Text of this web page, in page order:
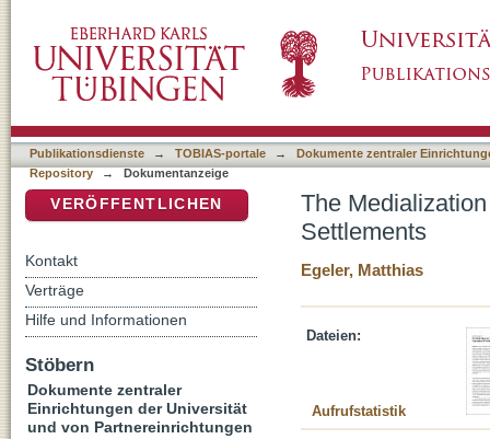
Publikationsdienste → TOBIAS-portale →
Dokumente zentraler
Repository
→ Dokumentanzeige
The
Settlements
Egeler, Matthias
Dateien:
Aufrufstatistik
VERÖFFENTLICHEN
Kontakt
Verträge
Hilfe und Informationen
Stöbern
Dokumente zentraler
Einrichtungen der Universität
und von Partnereinrichtungen